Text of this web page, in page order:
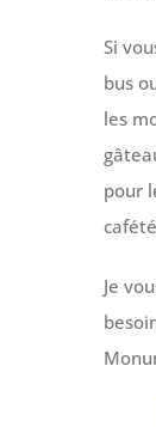
Si
bus
les
pour
Je